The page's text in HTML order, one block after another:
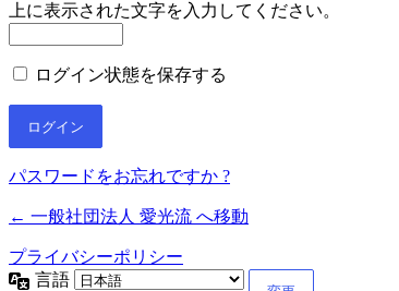
上に表示された文字を入力してください。
ログイン状態を保存する
パスワードをお忘れですか ?
← 一般社団法人 愛光流 へ移動
プライバシーポリシー
言語